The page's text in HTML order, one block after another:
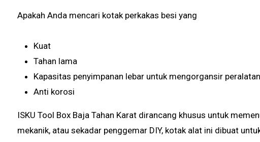
Apakah Anda mencari kotak perkakas besi yang
Kuat
Tahan lama
Kapasitas penyimpanan lebar untuk mengorgansir
Anti korosi
ISKU Tool Box Baja Tahan Karat dirancang khusus untuk
mekanik, atau sekadar penggemar DIY, kotak alat ini dibuat